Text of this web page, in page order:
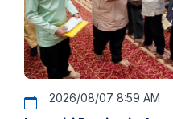
2026/08/07 8:59 AM